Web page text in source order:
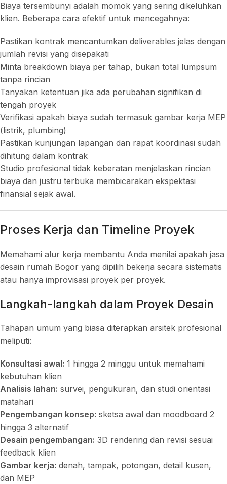
Biaya tersembunyi adalah momok yang sering dikeluhkan
klien. Beberapa cara efektif untuk mencegahnya:
Pastikan kontrak mencantumkan deliverables jelas dengan
jumlah revisi yang disepakati
Minta breakdown biaya per tahap, bukan total lumpsum
tanpa rincian
Tanyakan ketentuan jika ada perubahan signifikan di
tengah proyek
Verifikasi apakah biaya sudah termasuk gambar kerja MEP
(listrik, plumbing)
Pastikan kunjungan lapangan dan rapat koordinasi sudah
dihitung dalam kontrak
Studio profesional tidak keberatan menjelaskan rincian
biaya dan justru terbuka membicarakan ekspektasi
finansial sejak awal.
Proses Kerja dan Timeline Proyek
Memahami alur kerja membantu Anda menilai apakah jasa
desain rumah Bogor yang dipilih bekerja secara sistematis
atau hanya improvisasi proyek per proyek.
Langkah-langkah dalam Proyek Desain
Tahapan umum yang biasa diterapkan arsitek profesional
meliputi:
Konsultasi awal: 1 hingga 2 minggu untuk memahami
kebutuhan klien
Analisis lahan: survei, pengukuran, dan studi orientasi
matahari
Pengembangan konsep: sketsa awal dan moodboard 2
hingga 3 alternatif
Desain pengembangan: 3D rendering dan revisi sesuai
feedback klien
Gambar kerja: denah, tampak, potongan, detail kusen,
dan MEP